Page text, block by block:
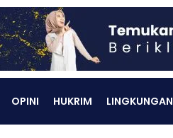
OPINI HUKRIM LINGKUNGAN